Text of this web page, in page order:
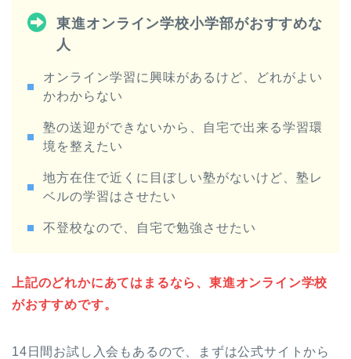
東進オンライン学校小学部がおすすめな
人
オンライン学習に興味があるけど、どれがよい
かわからない
塾の送迎ができないから、自宅で出来る学習環
境を整えたい
地方在住で近くに目ぼしい塾がないけど、塾レ
ベルの学習はさせたい
不登校なので、自宅で勉強させたい
上記のどれかにあてはまるなら、東進オンライン学校
がおすすめです。
14日間お試し入会もあるので、まずは公式サイトから